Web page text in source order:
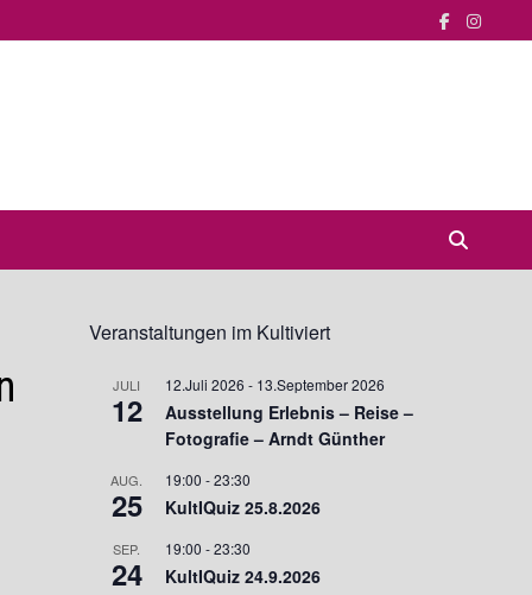
Veranstaltungen im Kultiviert
JULI
12
12.Juli 2026 - 13.September 2026
Ausstellung Erlebnis – Reise –
Fotografie – Arndt Günther
AUG.
25
19:00 -23:30
KultIQuiz 25.8.2026
SEP.
24
19:00 -23:30
KultIQuiz 24.9.2026